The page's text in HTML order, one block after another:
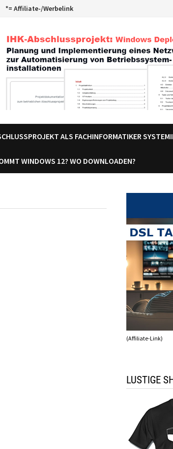
*= Affiliate-/Werbelink
ALS FACHINFORMATIKER
WINDOWS 12? WO DOWNLOADEN?
(Affiliate-Link)
LUSTIGE